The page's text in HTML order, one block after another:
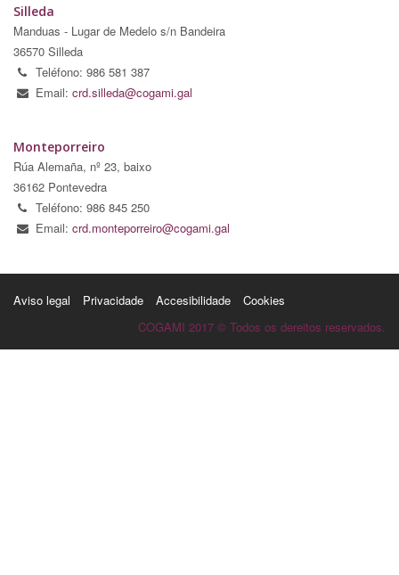
Silleda
Manduas - Lugar de Medelo s/n Bandeira
36570 Silleda
Teléfono: 986 581 387
Email: crd.silleda@cogami.gal
Monteporreiro
Rúa Alemaña, nº 23, baixo
36162 Pontevedra
Teléfono: 986 845 250
Email: crd.monteporreiro@cogami.gal
Aviso legal Privacidade Accesibilidade
Cookies
COGAMI 2017 © Todos os dereitos reservados.